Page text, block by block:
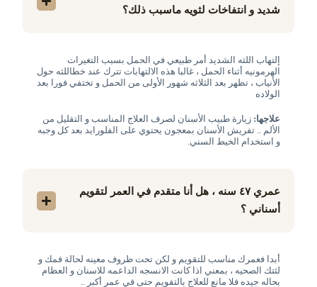
شديد و انتفاخات لثويه ماسبب ذلك؟
إلتهاب اللثه الشديد أمر طبيعي في الحمل بسبب التغيرات
الهرمونيه أثناء الحمل ، غالبا هذه الالتهابات تترك عند خطاللثه حول
الأنياب ، تظهر بعد الثلاثه شهور الأولى من الحمل و تختفي فورا بعد
الولاده
علاجها: زيارة طبيب الأسنان لصرف العلاج المناسب و التقليل من
الألم .. تفريش الأسنان بمعجون يحتوي على الفلورايد بعد كل وجبه
و استخدام الخيط السني.
عمري ٤٧ سنه ، هل أنا متقدم في العمر لتقويم
أسناني ؟
أبدا فعمرك مناسب للتقويم و لكن تحت ظروف معينه لحالة فمك و
لثتك الصحيه ، بمعني اذا كانت الانسجه الداعمه للاسنان و العظام
بحاله جيده فلا مانع للعلاج بالتقويم حتى في عمر أكبر ..